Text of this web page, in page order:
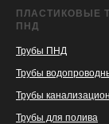
ПЛАСТИКОВЫЕ
ПНД
Трубы ПНД
Трубы
Трубы
Трубы для полива